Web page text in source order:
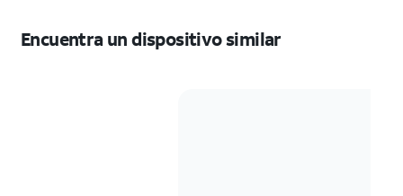
Encuentra un dispositivo similar